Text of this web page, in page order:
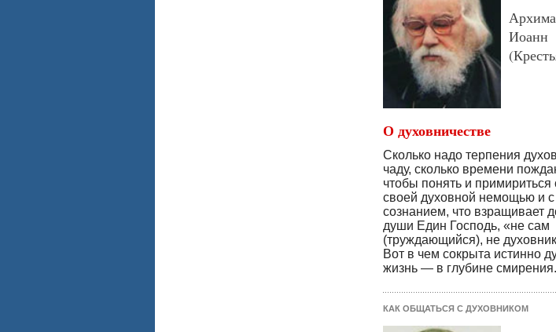
Иоанн
О духовничестве
Сколько надо терпения
чаду, сколько времени
чтобы понять и примириться
своей духовной немощью и с
сознанием, что взращивает
души Един Господь, «не сам
(труждающийся), не
Вот в чем сокрыта истинно
жизнь — в глубине смирения.
КАК ОБЩАТЬСЯ С ДУХОВНИКОМ